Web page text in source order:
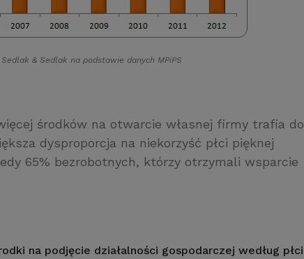
& Sedlak na podstawie danych MPiPS
środków na otwarcie własnej firmy trafia do
dysproporcja na niekorzyść płci pięknej
65% bezrobotnych, którzy otrzymali wsparcie
na podjęcie działalności gospodarczej według płci